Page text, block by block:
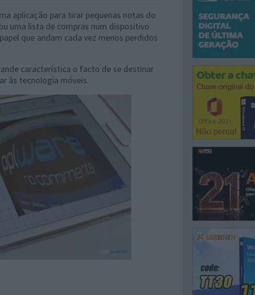
aplicação para tirar pequenas notas do
uma lista de compras num dispositivo
que andam cada vez menos perdidos
característica o facto de se destinar
às tecnologia móveis.